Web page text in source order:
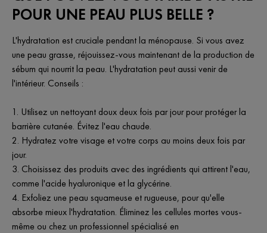
POUR UNE PEAU PLUS BELLE ?
L'hydratation est cruciale pendant la ménopause. Si vous avez
une peau grasse, réjouissez-vous maintenant de la production de
sébum qui nourrit la peau. L'hydratation peut aussi venir de
l'intérieur. Conseils :
1. Utilisez un nettoyant doux deux fois par jour pour protéger la
barrière cutanée. Évitez l'eau chaude.
2. Hydratez votre visage et votre corps au moins deux fois par
jour.
3. Choisissez des produits avec des ingrédients qui attirent l'eau,
comme l'acide hyaluronique et la glycérine.
4. Exfoliez une peau squameuse et rugueuse, pour qu'elle
absorbe mieux l'hydratation. Éliminez les cellules mortes vous-
même ou chez un professionnel spécialisé en